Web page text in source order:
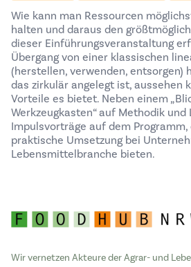
Wie kann man Ressourcen
halten und daraus den
dieser Einführungsveranstaltung
Übergang von einer klassischen
(herstellen, verwenden, entsorgen)
das zirkulär angelegt ist, aussehen
Vorteile es bietet. Neben einem
Werkzeugkasten“ auf Methodik
Impulsvorträge auf dem Programm,
praktische Umsetzung bei
Lebensmittelbranche bieten.
Wir vernetzen Akteure der Agrar- und